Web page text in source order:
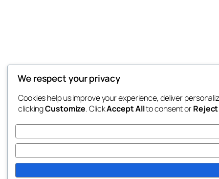
We respect your privacy
Cookies help us improve your experience, deliver
clickingCustomize. ClickAccept Allto consent or